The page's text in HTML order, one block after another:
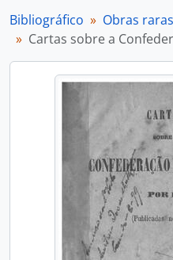
Bibliográfico Obras raras
Cartas sobre a